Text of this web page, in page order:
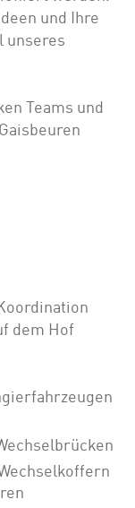
und Ihre
unseres
Teams und
dem Hof